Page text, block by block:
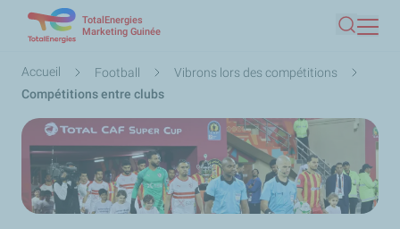
contenu
TotalEnergies
Marketing Guinée
Fil
d'Ariane
Accueil Football
Vibrons lors des compétitions
Compétitions entre clubs